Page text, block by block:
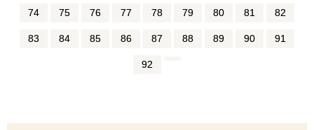
74 75 76 77 78 79 80 81 82
83 84 85 86 87 88 89 90 91
92